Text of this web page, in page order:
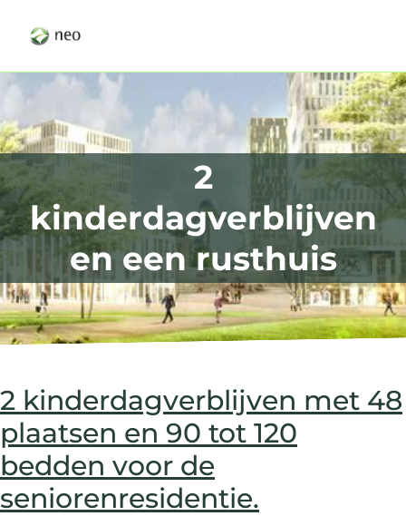
2
kinderdagverblijven
en een rusthuis
2 kinderdagverblijven met 48
plaatsen en 90 tot 120
bedden voor de
seniorenresidentie.